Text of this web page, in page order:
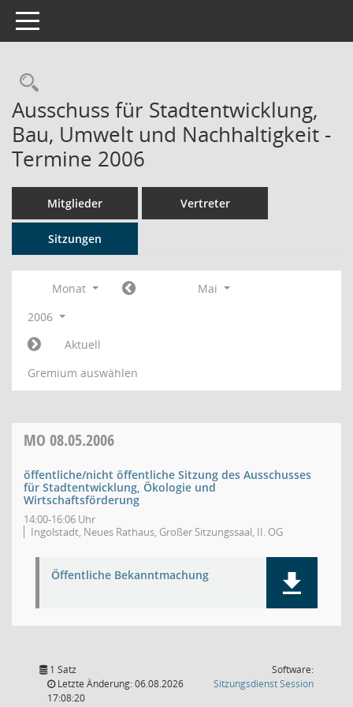
Toggle navigation
Rechercheauswahl
Ausschuss für Stadtentwicklung,
Bau, Umwelt und Nachhaltigkeit -
Termine 2006
Mitglieder Vertreter
Sitzungen
Monat
Mai
2006
Aktuell
Gremium auswählen
MO 08.05.2006
öffentliche/nicht öffentliche Sitzung des Ausschusses
für Stadtentwicklung, Ökologie und
Wirtschaftsförderung
14:00-16:06 Uhr
Ingolstadt, Neues Rathaus, Großer Sitzungssaal, II. OG
Öffentliche Bekanntmachung
1 Satz
Letzte Änderung: 06.08.2026
17:08:20
Software:
SitzungsdienstSession(Wird in